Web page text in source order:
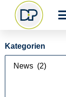
Kategorien